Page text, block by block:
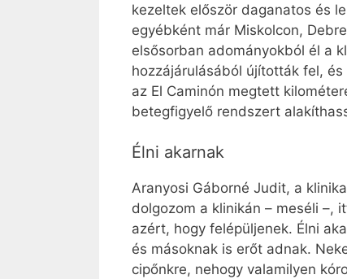
kezeltek először daganatos és
egyébként már Miskolcon,
elsősorban adományokból él a
hozzájárulásából újították fel,
az El Caminón megtett
betegfigyelő rendszert
Élni akarnak
Aranyosi Gáborné Judit, a
dolgozom a klinikán – meséli –,
azért, hogy felépüljenek. Élni
és másoknak is erőt adnak.
cipőnkre, nehogy valamilyen